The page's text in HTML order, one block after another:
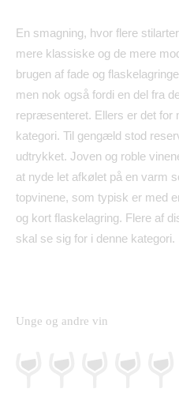
En smagning, hvor flere
mere klassiske og de mere
brugen af fade og
men nok også fordi en del fra
repræsenteret. Ellers er det for
kategori. Til gengæld stod
udtrykket. Joven og roble
at nyde let afkølet på en varm
topvinene, som typisk er med
og kort flaskelagring. Flere af
skal se sig for i denne kategori.
Unge og andre vin